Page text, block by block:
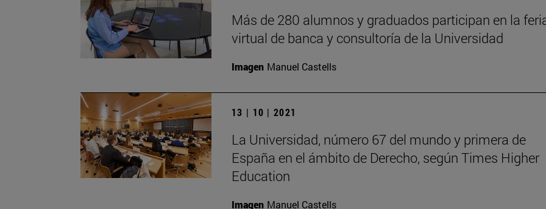
Más de 280 alumnos y graduados participan en la
virtual de banca y consultoría de la Universidad
Imagen Manuel Castells
13 | 10 | 2021
La Universidad, número 67 del mundo y primera de
España en el ámbito de Derecho, según Times Higher
Education
Imagen Manuel Castells